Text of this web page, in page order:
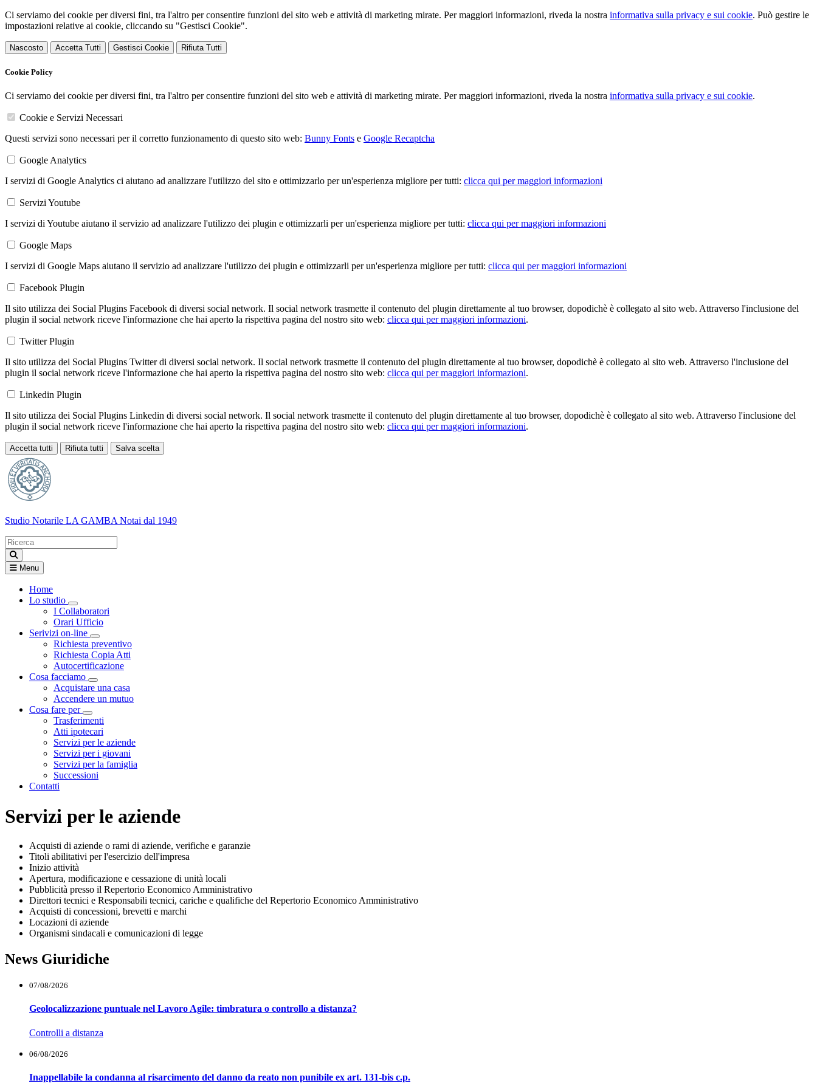
Ci serviamo dei cookie per diversi fini, tra l'altro per consentire funzioni del sito web e attività di marketing mirate. Per maggiori informazioni, riveda la nostra informativa sulla privacy e sui cookie. Può gestire le
impostazioni relative ai cookie, cliccando su "Gestisci Cookie".
Nascosto Accetta Tutti Gestisci Cookie Rifiuta Tutti
Cookie Policy
Ci serviamo dei cookie per diversi fini, tra l'altro per consentire funzioni del sito web e attività di marketing mirate. Per maggiori informazioni, riveda la nostra informativa sulla privacy e sui cookie.
Cookie e Servizi Necessari
Questi servizi sono necessari per il corretto funzionamento di questo sito web: Bunny Fonts e Google Recaptcha
Google Analytics
I servizi di Google Analytics ci aiutano ad analizzare l'utilizzo del sito e ottimizzarlo per un'esperienza migliore per tutti: clicca qui per maggiori informazioni
Servizi Youtube
I servizi di Youtube aiutano il servizio ad analizzare l'utilizzo dei plugin e ottimizzarli per un'esperienza migliore per tutti: clicca qui per maggiori informazioni
Google Maps
I servizi di Google Maps aiutano il servizio ad analizzare l'utilizzo dei plugin e ottimizzarli per un'esperienza migliore per tutti: clicca qui per maggiori informazioni
Facebook Plugin
Il sito utilizza dei Social Plugins Facebook di diversi social network. Il social network trasmette il contenuto del plugin direttamente al tuo browser, dopodichè è collegato al sito web. Attraverso l'inclusione del
plugin il social network riceve l'informazione che hai aperto la rispettiva pagina del nostro sito web: clicca qui per maggiori informazioni.
Twitter Plugin
Il sito utilizza dei Social Plugins Twitter di diversi social network. Il social network trasmette il contenuto del plugin direttamente al tuo browser, dopodichè è collegato al sito web. Attraverso l'inclusione del
plugin il social network riceve l'informazione che hai aperto la rispettiva pagina del nostro sito web: clicca qui per maggiori informazioni.
Linkedin Plugin
Il sito utilizza dei Social Plugins Linkedin di diversi social network. Il social network trasmette il contenuto del plugin direttamente al tuo browser, dopodichè è collegato al sito web. Attraverso l'inclusione del
plugin il social network riceve l'informazione che hai aperto la rispettiva pagina del nostro sito web: clicca qui per maggiori informazioni.
Accetta tutti Rifiuta tutti Salva scelta
Loading...
Studio Notarile LA GAMBA Notai dal 1949
Menu
Home
Lo studio
Visualizza menù di secondo livello
I Collaboratori
Orari Ufficio
Serivizi on-line
Visualizza menù di secondo livello
Richiesta preventivo
Richiesta Copia Atti
Autocertificazione
Cosa facciamo
Visualizza menù di secondo livello
Acquistare una casa
Accendere un mutuo
Cosa fare per
Visualizza menù di secondo livello
Trasferimenti
Atti ipotecari
Servizi per le aziende
Servizi per i giovani
Servizi per la famiglia
Successioni
Contatti
Servizi per le aziende
Acquisti di aziende o rami di aziende, verifiche e garanzie
Titoli abilitativi per l'esercizio dell'impresa
Inizio attività
Apertura, modificazione e cessazione di unità locali
Pubblicità presso il Repertorio Economico Amministrativo
Direttori tecnici e Responsabili tecnici, cariche e qualifiche del Repertorio Economico Amministrativo
Acquisti di concessioni, brevetti e marchi
Locazioni di aziende
Organismi sindacali e comunicazioni di legge
News Giuridiche
07/08/2026
Geolocalizzazione puntuale nel Lavoro Agile: timbratura o controllo a distanza?
Controlli a distanza
06/08/2026
Inappellabile la condanna al risarcimento del danno da reato non punibile ex art. 131-bis c.p.